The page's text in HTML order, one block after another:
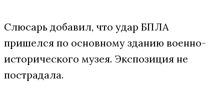
Слюсарь добавил, что удар БПЛА
пришелся по основному зданию военно-
исторического музея. Экспозиция не
пострадала.